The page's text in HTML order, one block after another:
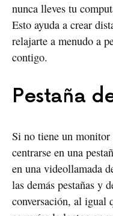
nunca lleves tu
Esto ayuda a crear
relajarte a menudo a
contigo.
Pestaña
Si no tiene un monitor
centrarse en una
en una videollamada
las demás pestañas y
conversación, al igual